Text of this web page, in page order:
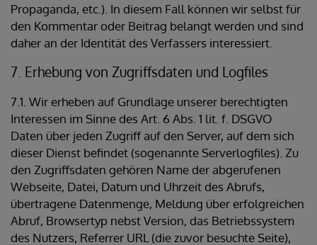
Propaganda, etc.). In diesem Fall können wir selbst für
den Kommentar oder Beitrag belangt werden und sind
daher an der Identität des Verfassers interessiert.
7. Erhebung von Zugriffsdaten und Logfiles
7.1. Wir erheben auf Grundlage unserer berechtigten
Interessen im Sinne des Art. 6 Abs. 1 lit. f. DSGVO
Daten über jeden Zugriff auf den Server, auf dem sich
dieser Dienst befindet (sogenannte Serverlogfiles). Zu
den Zugriffsdaten gehören Name der abgerufenen
Webseite, Datei, Datum und Uhrzeit des Abrufs,
übertragene Datenmenge, Meldung über erfolgreichen
Abruf, Browsertyp nebst Version, das Betriebssystem
des Nutzers, Referrer URL (die zuvor besuchte Seite),